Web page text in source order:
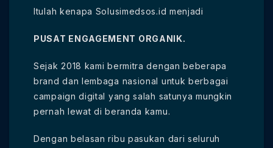
Itulah kenapa Solusimedsos.id menjadi
PUSAT ENGAGEMENT ORGANIK.
Sejak 2018 kami bermitra dengan beberapa
brand dan lembaga nasional untuk berbagai
campaign digital yang salah satunya mungkin
pernah lewat di beranda kamu.
Dengan belasan ribu pasukan dari seluruh